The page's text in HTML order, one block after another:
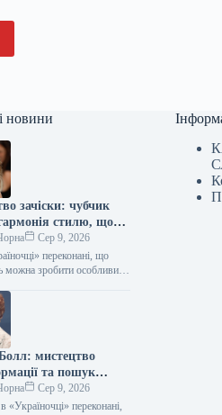
новини
зачіски: чубчик
стилю, що
та дивує
Сер 9, 2026
переконані, що
можна зробити особливим,
Сьогодні ми розбираємося
мистецтво
та пошук
кольору
Сер 9, 2026
переконані,